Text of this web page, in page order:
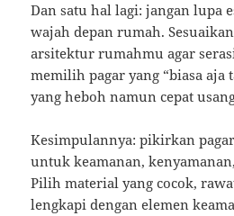
Dan satu hal lagi: jangan lupa
wajah depan rumah.
arsitektur rumahmu agar
memilih pagar yang “biasa aja
yang heboh namun cepat
Kesimpulannya: pikirkan
untuk keamanan,
Pilih material yang cocok,
lengkapi dengan elemen